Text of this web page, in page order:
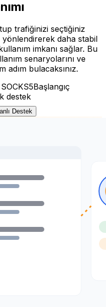
trafiğinizi seçtiğiniz
daha stabil
imkanı sağlar. Bu
senaryolarını ve
adım bulacaksınız.
Başlangıç
destek
Destek